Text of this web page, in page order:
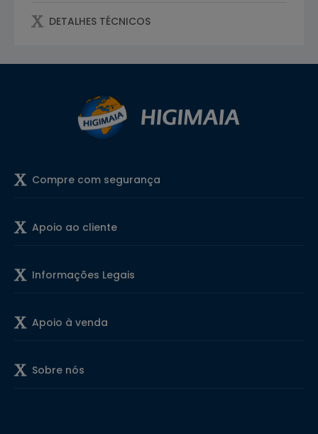
DETALHES TÉCNICOS
Compre com segurança
Apoio ao cliente
Informações Legais
Apoio à venda
Sobre nós